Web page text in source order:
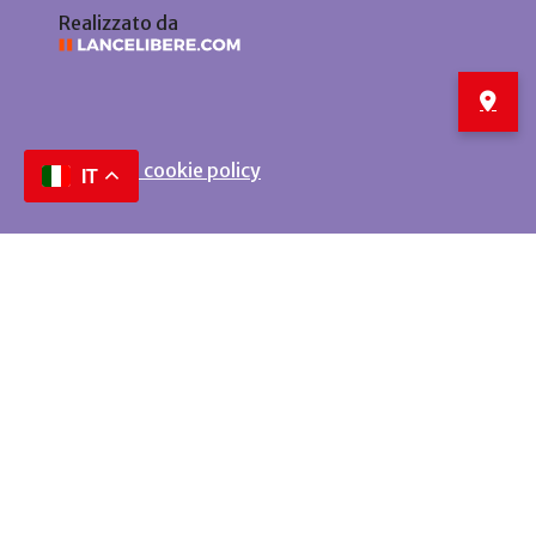
Realizzato da
Privacy e cookie policy
IT